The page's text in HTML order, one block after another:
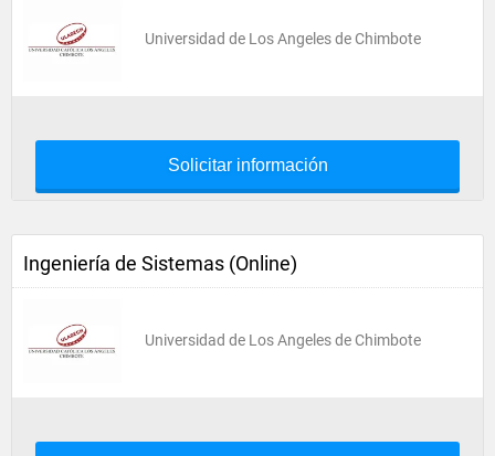
Universidad de Los Angeles de Chimbote
Solicitar información
Ingeniería de Sistemas (Online)
Universidad de Los Angeles de Chimbote